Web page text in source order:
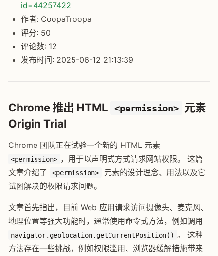
id=44257422
作者: CoopaTroopa
评分: 50
评论数: 12
发布时间: 2025-06-12 21:13:39
Chrome 推出 HTML <permission>
元素
Origin Trial
Chrome 团队正在试验一个新的 HTML 元素
<permission> ，用于以声明式方式请求网站权限。 这篇
文章介绍了
<permission>
元素的设计理念、用法以及它
试图解决的权限请求问题。
文章首先指出，目前 Web 应用请求访问摄像头、麦克风、
地理位置等强大功能时，通常使用命令式方法，例如调用
navigator.geolocation.getCurrentPosition() 。 这种
方法存在一些挑战，例如权限滥用、浏览器缓解措施带来